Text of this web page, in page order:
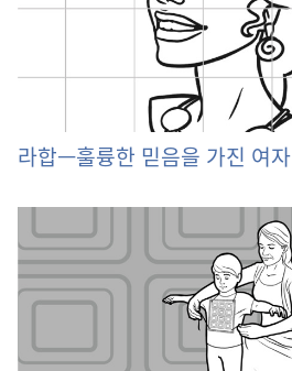
라합—훌륭한 믿음을 가진 여자